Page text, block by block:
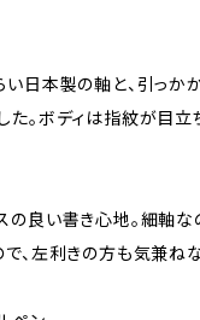
日本製の軸と、引っか
。ボディは指紋が目立
良い書き心地。細軸
、左利きの方も気兼ね